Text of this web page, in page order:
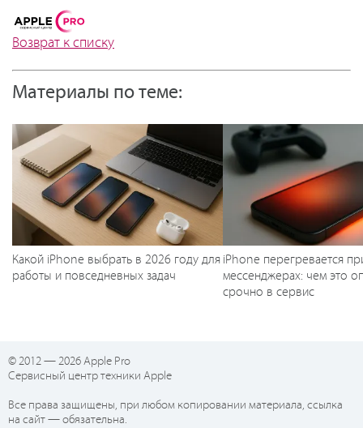
Возврат к списку
Материалы по теме:
Какой iPhone выбрать в 2026 году для
работы и повседневных задач
iPhone перегревается
мессенджерах: чем это
срочно в сервис
© 2012 — 2026 Apple Pro
Сервисный центр техники Apple
Все права защищены, при любом копировании материала, ссылка
на сайт — обязательна.